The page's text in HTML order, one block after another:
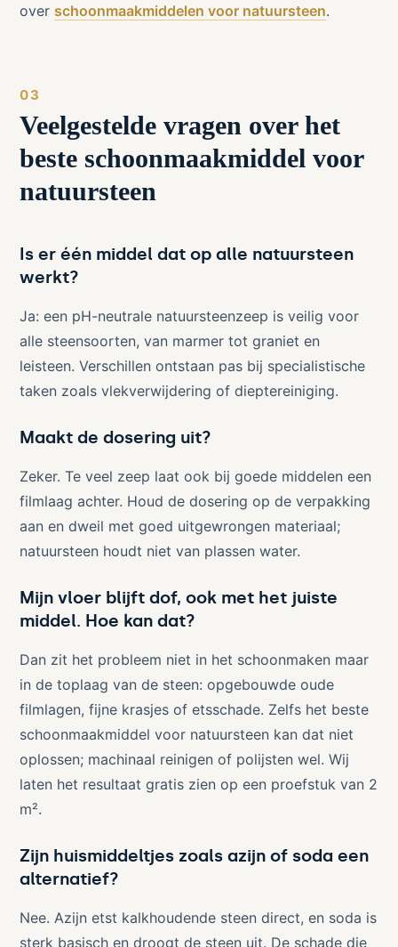
over schoonmaakmiddelen voor natuursteen.
Veelgestelde vragen over het
beste schoonmaakmiddel voor
natuursteen
Is er één middel dat op alle natuursteen
werkt?
Ja: een pH-neutrale natuursteenzeep is veilig voor
alle steensoorten, van marmer tot graniet en
leisteen. Verschillen ontstaan pas bij specialistische
taken zoals vlekverwijdering of dieptereiniging.
Maakt de dosering uit?
Zeker. Te veel zeep laat ook bij goede middelen een
filmlaag achter. Houd de dosering op de verpakking
aan en dweil met goed uitgewrongen materiaal;
natuursteen houdt niet van plassen water.
Mijn vloer blijft dof, ook met het juiste
middel. Hoe kan dat?
Dan zit het probleem niet in het schoonmaken maar
in de toplaag van de steen: opgebouwde oude
filmlagen, fijne krasjes of etsschade. Zelfs het beste
schoonmaakmiddel voor natuursteen kan dat niet
oplossen; machinaal reinigen of polijsten wel. Wij
laten het resultaat gratis zien op een proefstuk van 2
m².
Zijn huismiddeltjes zoals azijn of soda een
alternatief?
Nee. Azijn etst kalkhoudende steen direct, en soda is
sterk basisch en droogt de steen uit. De schade die